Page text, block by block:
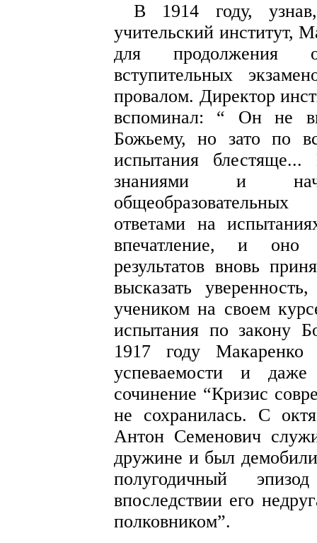
В 1914 году,
учительский институт,
для продолжения
вступительных
провалом. Директор
вспоминал: “ Он не
Божьему, но зато по
испытания
знаниями и
ответами на
впечатление, и оно
результатов вновь
высказать
учеником на своем
испытания по закону
1917 году
успеваемости и
сочинение “Кризис
не сохранилась. С
Антон Семенович
дружине и был
полугодичный
впоследствии его
полковником”.